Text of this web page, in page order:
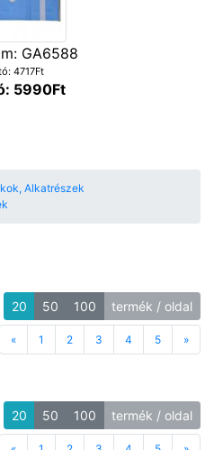
GA6588
4717Ft
5990Ft
Alkatrészek
20 50 100 termék / oldal
« Previous
1 2 3 4 5 »
20 50 100 termék / oldal